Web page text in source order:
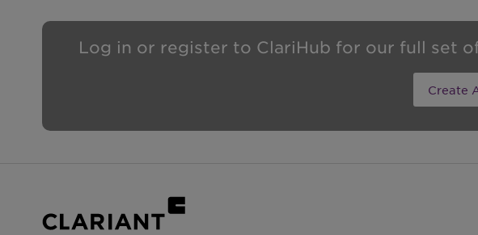
Log in or register to ClariHub for our full set
Create